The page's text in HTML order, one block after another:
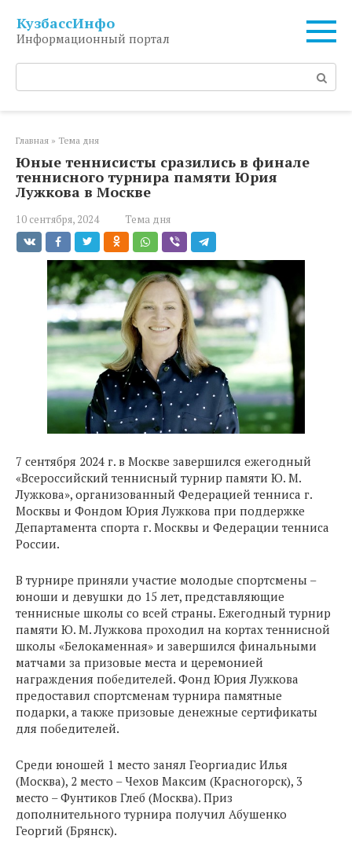
контенту
КузбассИнфо
Информационный портал
Поиск:
Главная » Тема дня
Юные теннисисты сразились в финале
теннисного турнира памяти Юрия
Лужкова в Москве
10 сентября, 2024 Тема дня
7 сентября 2024 г. в Москве завершился ежегодный
«Всероссийский теннисный турнир памяти Ю. М.
Лужкова», организованный Федерацией тенниса г.
Москвы и Фондом Юрия Лужкова при поддержке
Департамента спорта г. Москвы и Федерации тенниса
России.
В турнире приняли участие молодые спортсмены –
юноши и девушки до 15 лет, представляющие
теннисные школы со всей страны. Ежегодный турнир
памяти Ю. М. Лужкова проходил на кортах теннисной
школы «Белокаменная» и завершился финальными
матчами за призовые места и церемонией
награждения победителей. Фонд Юрия Лужкова
предоставил спортсменам турнира памятные
подарки, а также призовые денежные сертификаты
для победителей.
Среди юношей 1 место занял Георгиадис Илья
(Москва), 2 место – Чехов Максим (Красногорск), 3
место – Фунтиков Глеб (Москва). Приз
дополнительного турнира получил Абушенко
Георгий (Брянск).